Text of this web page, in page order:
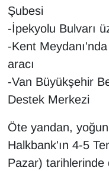
Şubesi
-İpekyolu Bulvarı
-Kent
aracı
-Van Büyükşehir
Destek Merkezi
Öte yandan,
Halkbank'ın 4-5
Pazar)